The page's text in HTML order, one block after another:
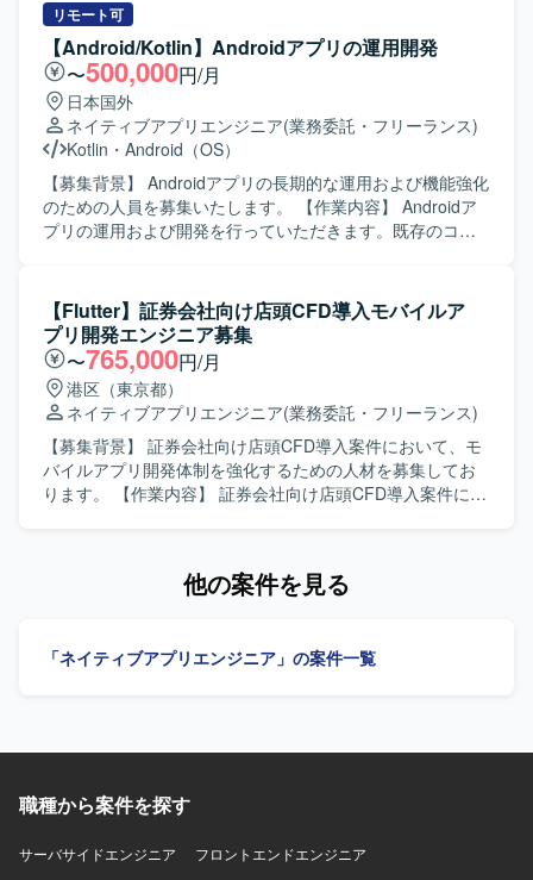
けネイティブアプリ開発環境にて、Kotlin/JavaおよびGitを
用いたチーム開発を行います。アーキテクチャはClean
Architectureを意識した構成となっている想定です。
イルアプリ開発を中心に、Kotlin を用いたBFF周辺の開発に
も関わっていただく想定です。生成AIを活用した開発プロ
セスを取り入れつつ、ビジネス側メンバーとコミュニケー
ションを取りながら要件の整理や仕様調整、実装、レビュ
ーを行っていただきます。スクラムベースのアジャイル開
発に参加し、定期的なリリースサイクルの中で設計から実
装、テスト、改善まで一連の工程に携わっていただきま
す。 【求める人物像】 チームメンバーやビジネス側と積極
的にコミュニケーションを取りながら、自ら課題を発見し
解決に向けて主体的に動ける方を求めております。新しい
す。 【ポジションの魅力】 金融領域の証券取引システムに
関わる資産管理スマホアプリ開発に携わることで、ドメイ
ン知見とモバイルアプリ開発スキルの両方を高めていただ
けます。Flutter を中心としたクロスプラットフォーム開発
に加え、生成AIを活用した開発プロセスを経験できる環境
です。スクラムによる短い開発サイクルの中で、企画から
リリースまでの一連の流れを継続的に経験できる点も魅力
です。 【開発環境】 Flutter（モバイル）、Kotlin（BFF）
を中心とした構成で、アジャイル（スクラム）開発を採用
リモート可
【Android/Kotlin】Androidアプリの運用開発
〜500,000円/月
日本国外
ネイティブアプリエンジニア(業務委託・フリーランス)
Kotlin ・ Android（OS）
【募集背景】 Androidアプリの長期的な運用および機能強化
のための人員を募集いたします。 【作業内容】 Androidア
プリの運用および開発を行っていただきます。既存のコー
る方を求めております。協調性を持ち、円滑なコミュニケ
ーションができる方を歓迎いたします。既存のコードに対
して主体的に改善提案ができる方にご活躍いただけます。
【ポジションの魅力】 長期的な運用と開発を通じて、
Androidアプリケーションの改善サイクルを継続的に経験で
きる環境です。既存コードの改善提案を行うことで、設計
や品質向上に深く関わることができます。 【開発環境】
Androidアプリケーション開発環境にて、MVVMアーキテク
チャに沿った開発を行います。
【Flutter】証券会社向け店頭CFD導入モバイルア
プリ開発エンジニア募集
〜765,000円/月
港区（東京都）
ネイティブアプリエンジニア(業務委託・フリーランス)
【募集背景】 証券会社向け店頭CFD導入案件において、モ
バイルアプリ開発体制を強化するための人材を募集してお
ります。 【作業内容】 証券会社向け店頭CFD導入案件にお
だきます。チームメンバーとコミュニケーションを取りな
み、チーム内でのコミュニケーションを大切にしながら課
頭CFDサービス導入という専門性の高い分野に携わること
いただけます。将来的にリードエンジニアやアーキテクト
にも関わる機会がございます。 【開発環境】 Flutter を中心
他の案件を見る
「ネイティブアプリエンジニア」の案件一覧
職種から案件を探す
サーバサイドエンジニア
フロントエンドエンジニア